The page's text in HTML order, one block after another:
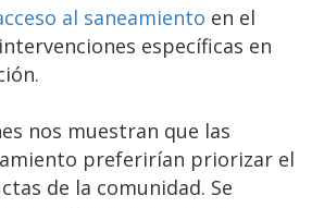
al saneamiento en el
específicas en
nos muestran que las
preferirían priorizar el
de la comunidad. Se